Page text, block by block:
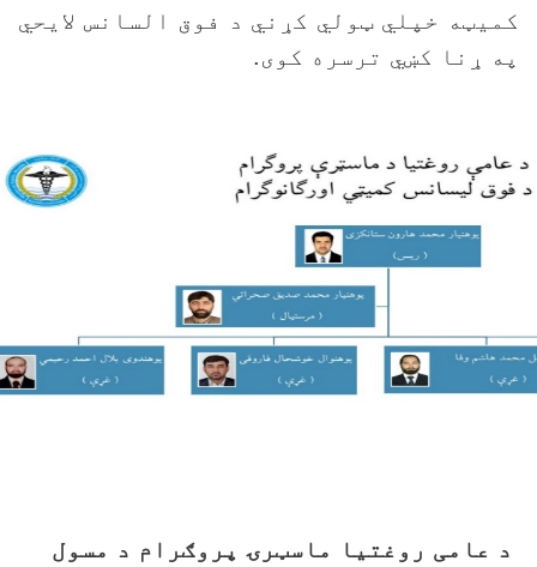
خپلي ټولي کړني د فوق السانس لایحي
ړنا کښي ترسره کوی.
عامی روغتيا ماسټرۍ پروګرام د مسول